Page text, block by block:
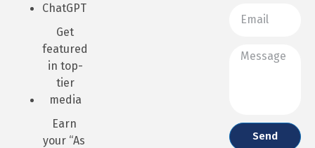
ChatGPT
Get
featured
in top-
tier
media
Earn
your “As
Send